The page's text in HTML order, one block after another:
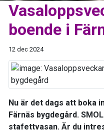
boende i
12 dec 2024
Nu är det dags att boka
Färnäs bygdegård.
stafettvasan. Är du